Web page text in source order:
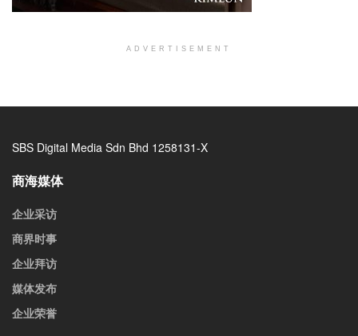
ADVERTISEMENT
SBS Digital Media Sdn Bhd 1258131-X
商海媒体
企业采访
商界时事
企业拜访
媒体发布
企业荣誉